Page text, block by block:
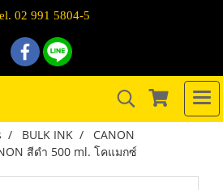
02 991 5804-5
BULK INK
CANON
สีดำ 500 ml. โคแมกซ์